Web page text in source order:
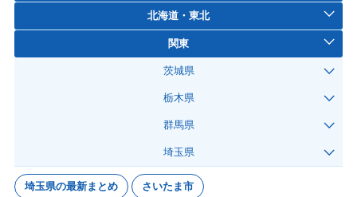
北海道・東北
関東
茨城県
栃木県
群馬県
埼玉県
埼玉県の最新まとめ さいたま市